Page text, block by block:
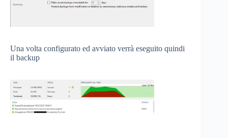
Una volta configurato ed avviato verrà eseguito quindi
il backup